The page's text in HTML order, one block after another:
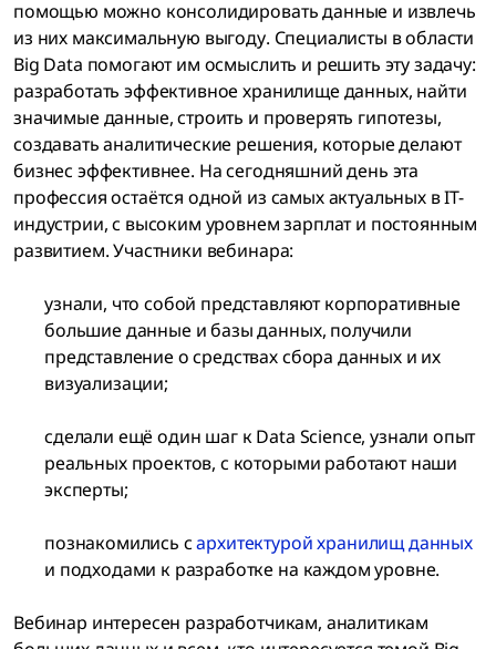
помощью можно консолидировать данные и извлечь
из них максимальную выгоду. Специалисты в области
Big Data помогают им осмыслить и решить эту задачу:
разработать эффективное хранилище данных, найти
значимые данные, строить и проверять гипотезы,
создавать аналитические решения, которые делают
бизнес эффективнее. На сегодняшний день эта
профессия остаётся одной из самых актуальных в IT-
индустрии, с высоким уровнем зарплат и постоянным
развитием. Участники вебинара:
узнали, что собой представляют корпоративные
большие данные и базы данных, получили
представление о средствах сбора данных и их
визуализации;
сделали ещё один шаг к Data Science, узнали опыт
реальных проектов, с которыми работают наши
эксперты;
познакомились сархитектурой хранилищ данных
и подходами к разработке на каждом уровне.
Вебинар интересен разработчикам, аналитикам